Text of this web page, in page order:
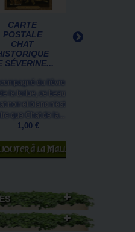
CARTE
POSTALE
CHAT
SÉVERINE...
du lièvre
la tortue, ce beau
noir et blanc n'est
que Chat de la...
1,00 €
Ajouter au
panier